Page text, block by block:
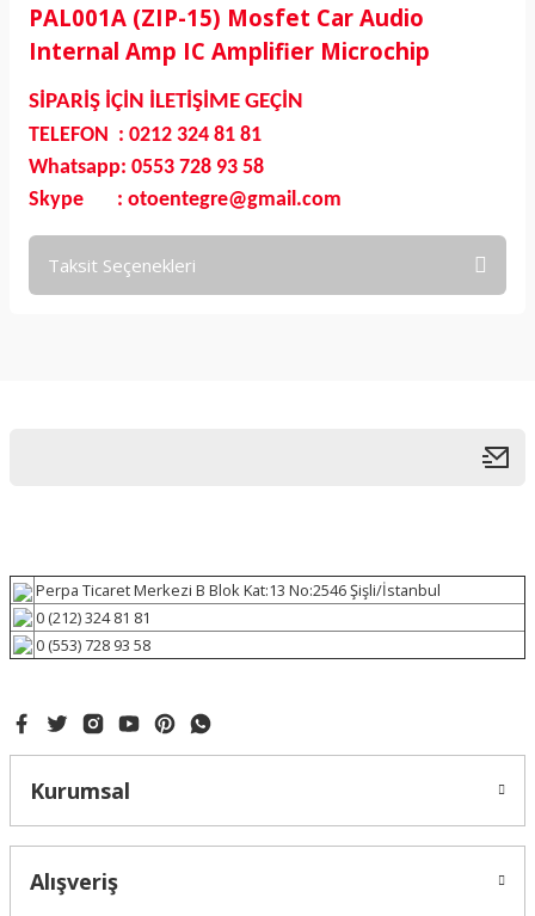
PAL001A (ZIP-15) Mosfet Car Audio
Internal Amp IC Amplifier Microchip
SİPARİŞ İÇİN İLETİŞİME GEÇİN
TELEFON : 0212 324 81 81
Whatsapp: 0553 728 93 58
Skype : otoentegre@gmail.com
Taksit Seçenekleri
Perpa Ticaret Merkezi B Blok Kat:13 No:2546 Şişli/İstanbul
0 (212) 324 81 81
0 (553) 728 93 58
Kurumsal
Alışveriş